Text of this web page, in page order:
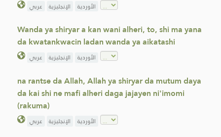
عربي الإنجليزية الأوردية
Wanda ya shiryar a kan wani alheri, to, shi ma yana
da kwatankwacin ladan wanda ya aikatashi
عربي الإنجليزية الأوردية
na rantse da Allah, Allah ya shiryar da mutum daya
da kai shi ne mafi alheri daga jajayen ni'imomi
(rakuma)
عربي الإنجليزية الأوردية